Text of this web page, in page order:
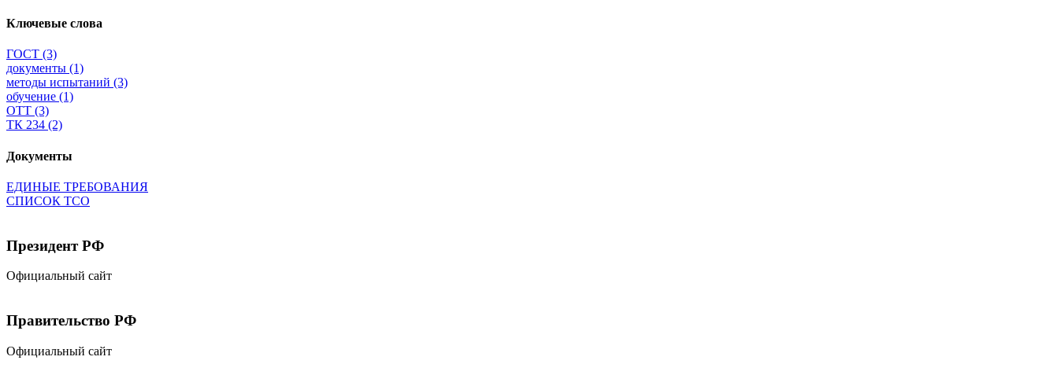
Ключевые слова
ГОСТ (3)
документы (1)
методы испытаний (3)
обучение (1)
ОТТ (3)
ТК 234 (2)
Документы
ЕДИНЫЕ ТРЕБОВАНИЯ
СПИСОК ТСО
Президент РФ
Официальный сайт
Правительство РФ
Официальный сайт